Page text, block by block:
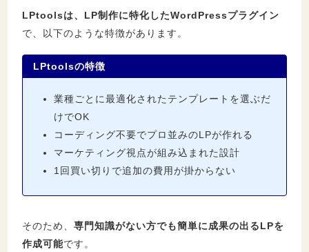
LPtoolsは、LP制作に特化したWordPressプラグイン
で、以下のような特徴があります。
LPtoolsの特徴
業種ごとに最適化されたテンプレートを選ぶだ
けでOK
コーディング不要でプロ並みのLPが作れる
マーケティング視点が組み込まれた設計
1回買い切りで追加の費用が掛からない
そのため、 専門知識がない方でも簡単に成果の出るLPを
作成可能です。